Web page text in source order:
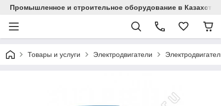
Промышленное и строительное оборудование в
Товары и услуги Электродвигатели